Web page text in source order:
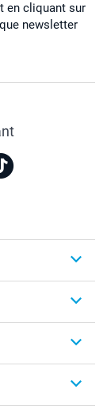
en cliquant sur
newsletter